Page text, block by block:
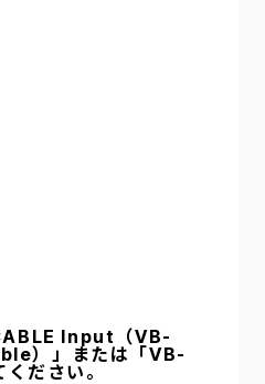
Input（VB-
）」または「VB-
ださい。